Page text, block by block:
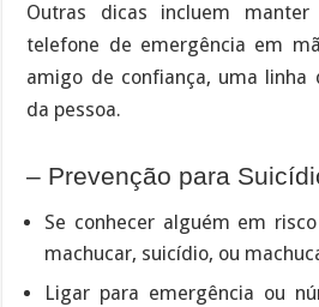
Outras dicas incluem
telefone de emergência em
amigo de confiança, uma
da pessoa.
– Prevenção para
Se conhecer alguém em
machucar, suicídio, ou
Ligar para emergência ou